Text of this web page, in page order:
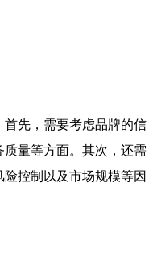
先，需要考虑品牌的信
量等方面。其次，还需
控制以及市场规模等因